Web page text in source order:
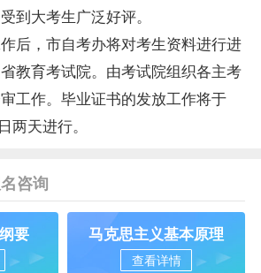
到大考生广泛好评。
后，市自考办将对考生资料进行进
教育考试院。由考试院组织各主考
工作。毕业证书的发放工作将于
天进行。
咨询
要 马克思主义基本原理
查看详情